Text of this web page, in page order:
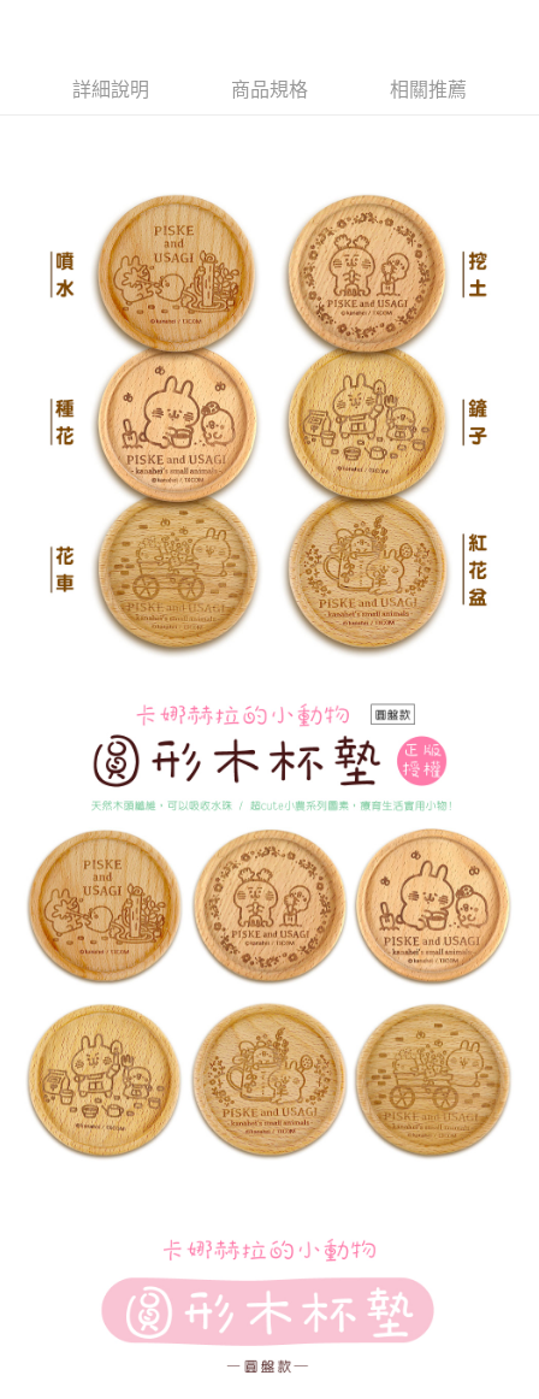
１．簡單：不需註冊會員、不需綁卡、不需儲值。
１．於結帳方式選擇「AFTEE先享後付」後，將跳轉至「AFTEE先享後付」
結帳頁面，進行簡訊認證並確認金額後，即可完成結帳。
２．訂單成立數日內，您將收到繳費通知簡訊。
３．收到繳費通知簡訊後14天內，點擊此簡訊中的連結，可透過四大超商／
ATM／網路銀行／等多元方式進行付款，方視為交易完成。
※ 請注意：結帳手續完成當下不需立刻繳費，但若您需要取消訂單，請聯絡
購買商品的店家。未經商家同意取消之訂單仍視為有效，需透過AFTEE先享
後付繳納相關費用。
※ 交易是否成功請以「AFTEE先享後付 」之結帳頁面顯示為準，若有關於
是否繳費成功／繳費後需取消欲退款等相關疑問，請聯繫「AFTEE先享後付
客戶支援中心」https://netprotections.freshdesk.com/support/home
【注意事項】
１．透過由恩沛科技股份有限公司提供之「AFTEE先享後付」服務完成之交
易，需依本服務之必要範圍內提供個人資料，並將交易相關給付款項請求債
權轉讓予恩沛科技股份有限公司。
２．關於個人資料處理事宜，請瀏覽以下網址：
https://aftee.tw/terms/#terms3
３．未成年的使用者請事先徵得法定代理人或監護人之同意方可使用
「AFTEE先享後付」，若未經同意申辦者引起之損失，本公司不負相關責
４．使用「AFTEE先享後付」時，將依據個別帳號之用戶狀況，依本公司即
５．嚴禁一人註冊多個帳號或使用他人資訊註冊。若發現惡意使用之情形，
恩沛科技股份有限公司將有權停止該用戶之使用額度並採取法律行動。
運送方式
付款後全家取貨
每筆NT$60，滿NT$499(含以上)免運費
7-11付款取貨
每筆NT$60，滿NT$499(含以上)免運費
付款後7-11取貨
每筆NT$60，滿NT$499(含以上)免運費
每筆NT$120，滿NT$499(含以上)免運費
查看運費
詳細說明 商品規格 相關推薦